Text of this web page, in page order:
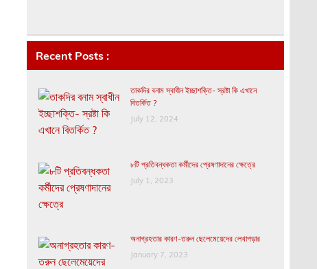
Recent Posts :
তাকদির বনাম স্বাধীন ইচ্ছাশক্তি- স্রষ্টা কি এখানে
বিতর্কিত ?
July 12, 2024
৮টি প্রতিবন্ধকতা কর্মীদের প্রেষণাদানের ক্ষেত্রে
July 1, 2023
অনাগ্রহতার কারণ-তরুন ছেলেমেয়েদের লেখাপড়ার
January 7, 2023